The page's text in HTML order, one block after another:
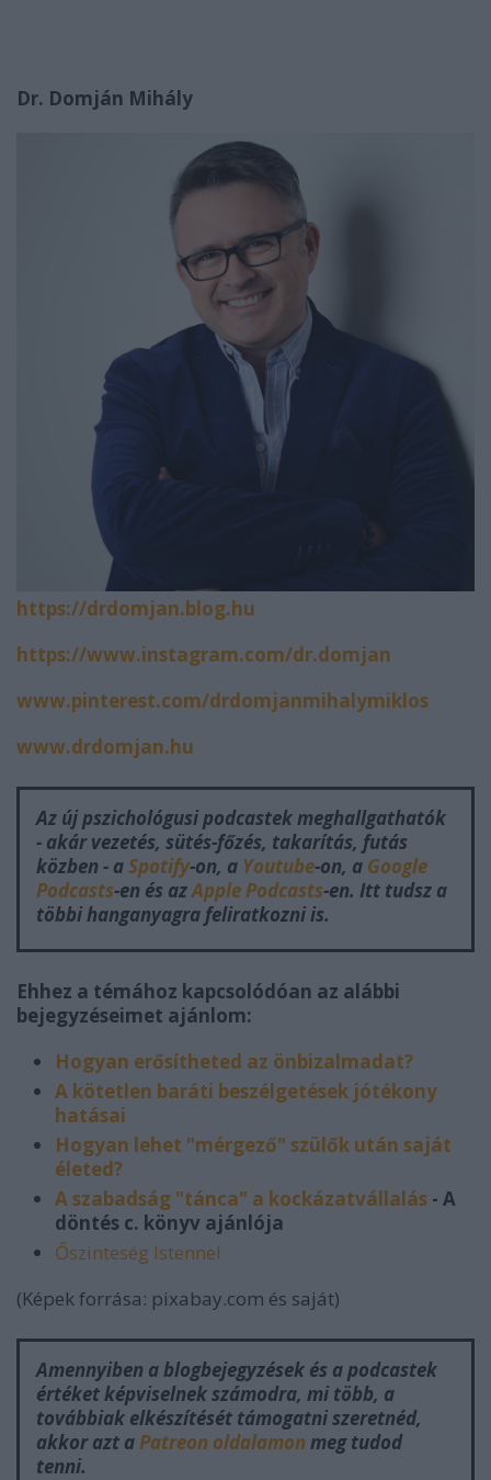
Dr. Domján Mihály
https://drdomjan.blog.hu
https://www.instagram.com/dr.domjan
www.pinterest.com/drdomjanmihalymiklos
www.drdomjan.hu
Az új pszichológusi podcastek meghallgathatók
- akár vezetés, sütés-főzés, takarítás, futás
közben - aSpotify-on, a Youtube-on, a Google
Podcasts-en és azApple Podcasts-en. Itt tudsz a
többi hanganyagra feliratkozni is.
Ehhez a témához kapcsolódóan az alábbi
bejegyzéseimet ajánlom:
Hogyan erősítheted az önbizalmadat?
A kötetlen baráti beszélgetések jótékony
hatásai
Hogyan lehet "mérgező" szülők után saját
életed?
A szabadság "tánca" a kockázatvállalás - A
döntés c. könyv ajánlója
Őszinteség Istennel
(Képek forrása: pixabay.com és saját)
Amennyiben a blogbejegyzések és a podcastek
értéket képviselnek számodra, mi több, a
továbbiak elkészítését támogatni szeretnéd,
akkor azt aPatreon oldalamonmeg tudod
tenni.